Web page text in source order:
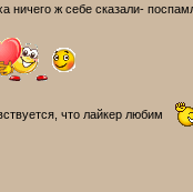
ничего ж себе сказали-
что лайкер любим